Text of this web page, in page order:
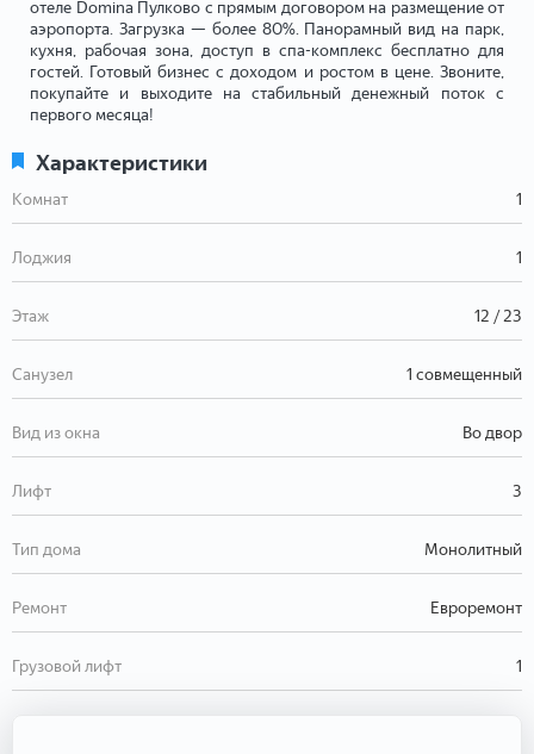
отеле Domina Пулково с прямым договором на размещение от
аэропорта. Загрузка — более 80%. Панорамный вид на парк,
кухня, рабочая зона, доступ в спа-комплекс бесплатно для
гостей. Готовый бизнес с доходом и ростом в цене. Звоните,
покупайте и выходите на стабильный денежный поток с
первого месяца!
Характеристики
Комнат 1
Лоджия 1
Этаж 12 / 23
Санузел 1 совмещенный
Вид из окна Во двор
Лифт 3
Тип дома Монолитный
Ремонт Евроремонт
Грузовой лифт 1